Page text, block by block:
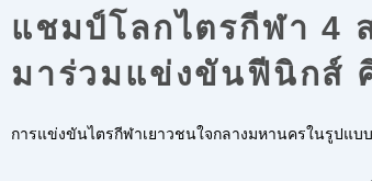
แชมป์โลกไตรกีฬา 4
มาร่วมแข่งขันฟีนิกส์
การแข่งขันไตรกีฬาเยาวชนใจกลางมหานครในรูปแบ